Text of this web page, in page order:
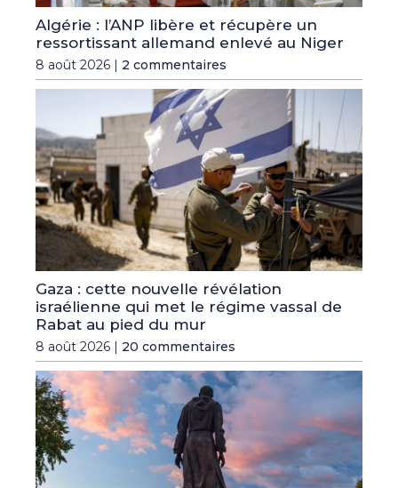
Algérie : l’ANP libère et récupère un
ressortissant allemand enlevé au Niger
8 août 2026 | 2 commentaires
Gaza : cette nouvelle révélation
israélienne qui met le régime vassal de
Rabat au pied du mur
8 août 2026 | 20 commentaires